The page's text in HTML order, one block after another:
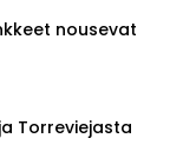
nousevat
Torreviejasta